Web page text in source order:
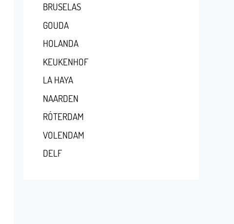
BRUSELAS
GOUDA
HOLANDA
KEUKENHOF
LA HAYA
NAARDEN
RÓTERDAM
VOLENDAM
DELF